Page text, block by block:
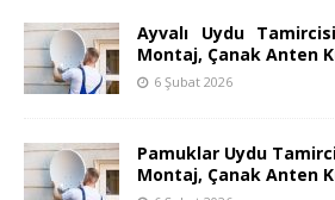
Ayvalı Uydu
Montaj, Çanak Anten
6 Şubat 2026
Pamuklar Uydu
Montaj, Çanak Anten